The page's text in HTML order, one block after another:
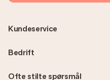
Ofte stilte spørsmål
Kundeservice
Bedrift